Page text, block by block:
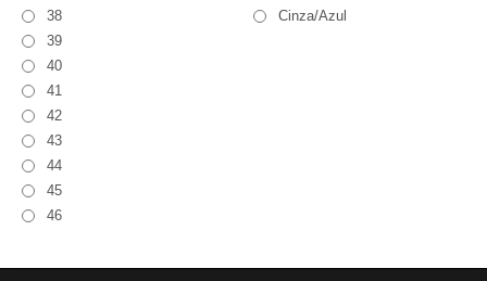
38
39
40
41
42
43
44
45
46
Cinza/Azul